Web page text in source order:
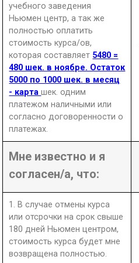
учебного заведения
Ньюмен центр, а так же
полностью оплатить
стоимость курса/ов,
которая составляет 5480 =
480 шек. в ноябре. Остаток
5000 по 1000 шек. в месяц
- карташек. одним
платежом наличными или
согласно договоренности о
платежах.
Мне известно и я
согласен/а, что:
1. В случае отмены курса
или отсрочки на срок свыше
180 дней Ньюмен центром,
стоимость курса будет мне
возвращена полностью.